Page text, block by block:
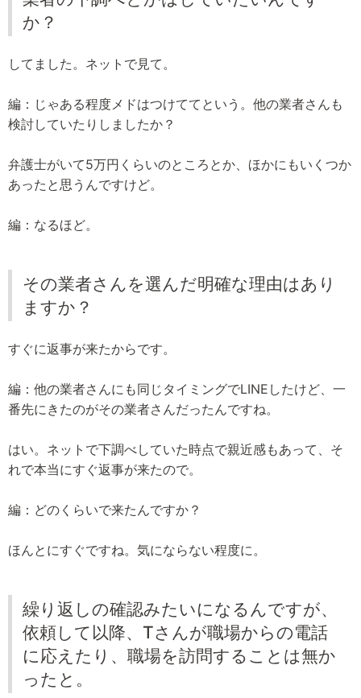
か？
してました。ネットで見て。
編：じゃある程度メドはつけててという。他の業者さんも
検討していたりしましたか？
弁護士がいて5万円くらいのところとか、ほかにもいくつか
あったと思うんですけど。
編：なるほど。
その業者さんを選んだ明確な理由はあり
ますか？
すぐに返事が来たからです。
編：他の業者さんにも同じタイミングでLINEしたけど、一
番先にきたのがその業者さんだったんですね。
はい。ネットで下調べしていた時点で親近感もあって、そ
れで本当にすぐ返事が来たので。
編：どのくらいで来たんですか？
ほんとにすぐですね。気にならない程度に。
繰り返しの確認みたいになるんですが、
依頼して以降、Tさんが職場からの電話
に応えたり、職場を訪問することは無か
ったと。